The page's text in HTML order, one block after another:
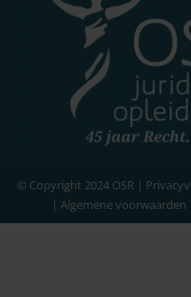
© Copyright 2024 OSR |
| Algemene voorwaarden